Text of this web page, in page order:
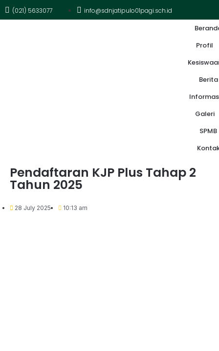
(021) 5633077 info@sdnjatipulo01pagi.sch.id
Profil
Berita
Galeri
SPMB
Pendaftaran KJP Plus Tahap 2
Tahun 2025
28 July 2025 10:13 am